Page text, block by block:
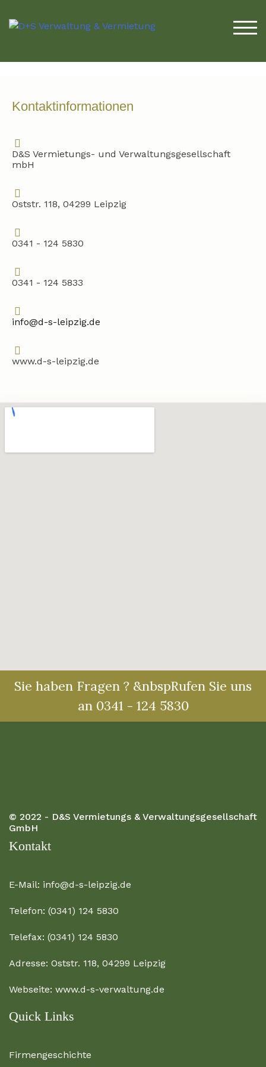
Kontaktinformationen
D&S Vermietungs- und Verwaltungsgesellschaft
mbH
Oststr. 118, 04299 Leipzig
0341 - 124 5830
0341 - 124 5833
info@d-s-leipzig.de
www.d-s-leipzig.de
Sie haben Fragen ? &nbspRufen Sie uns
an 0341 - 124 5830
© 2022 - D&S Vermietungs & Verwaltungsgesellschaft
GmbH
Kontakt
E-Mail: info@d-s-leipzig.de
Telefon: (0341) 124 5830
Telefax: (0341) 124 5830
Adresse: Oststr. 118, 04299 Leipzig
Webseite: www.d-s-verwaltung.de
Quick Links
Firmengeschichte